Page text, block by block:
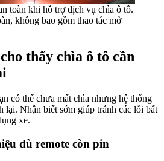
toàn khi hỗ trợ dịch vụ chìa ô tô.
không bao gồm thao tác mở
thấy chìa ô tô cần
có thể chưa mất chìa nhưng hệ thống
lại. Nhận biết sớm giúp tránh các lỗi bất
xe.
dù remote còn pin